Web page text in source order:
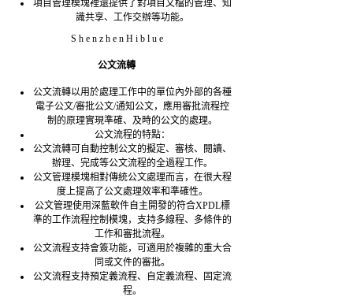
項目管理模塊裡還提供了對項目文檔的管理、知
識共享、工作交辦等功能。
S h e n z h e n H i b l u e
公文流轉
公文流轉以用於處理工作中的單位內外部的各種
電子公文/審批公文/通知公文，應用審批流程控
制的原理實現準確、及時的公文的處理。
公文流程的特點：
公文流轉可自動控制公文的擬定、審核、閱讀、
辦理、完成等公文流程的全過程工作。
公文管理模塊相對傳統公文處理而言，在很大程
度上提高了公文處理效率和準確性。
公文管理使用深藍軟件自主開發的符合XPDL標
準的工作流程控制模塊，支持多線程、多條件的
工作和審批流程。
公文流程支持會簽功能，可適用於複雜的重大合
同或文件的審批。
公文流程支持預定義流程、自定義流程、固定流
程。